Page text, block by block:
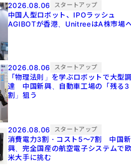
2026.08.06 スタートアップ
中国人型ロボット、IPOラッシュ
AGIBOTが香港、UnitreeはA株市場
2026.08.06 スタートアップ
「物理法則」を学ぶロボットで大型
達 中国新興、自動車工場の「残る3
割」狙う
2026.08.06 スタートアップ
消費電力3割・コスト5〜7割 中国新
興、完全国産の航空電子システムで
米大手に挑む